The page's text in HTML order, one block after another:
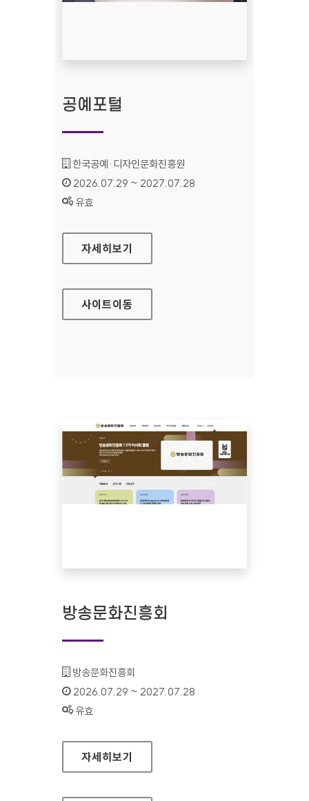
공예포털
기관명 :
한국공예·디자인문화진흥원
인증기간 :
2026.07.29 ~ 2027.07.28
상태 :
유효
공예포털
자세히보기
사이트이동
방송문화진흥회
기관명 :
방송문화진흥회
인증기간 :
2026.07.29 ~ 2027.07.28
상태 :
유효
방송문화진흥회
자세히보기